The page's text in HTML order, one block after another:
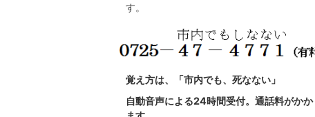
す。
覚え方は、「市内でも、死なない」
自動音声による24時間受付。通話料がか